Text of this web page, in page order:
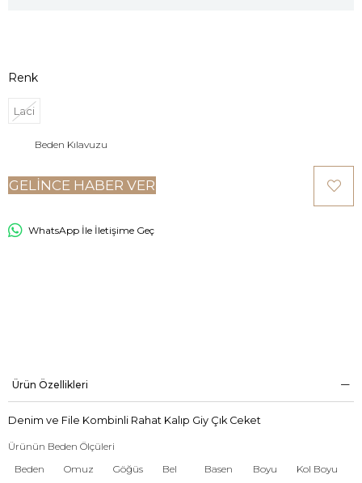
Renk
Laci
Beden Kılavuzu
GELINCE HABER VER
WhatsApp İle İletişime Geç
Ürün Özellikleri
Denim ve File Kombinli Rahat Kalıp Giy Çık Ceket
Ürünün Beden Ölçüleri
Beden
Omuz Göğüs Bel Basen Boyu Kol Boyu